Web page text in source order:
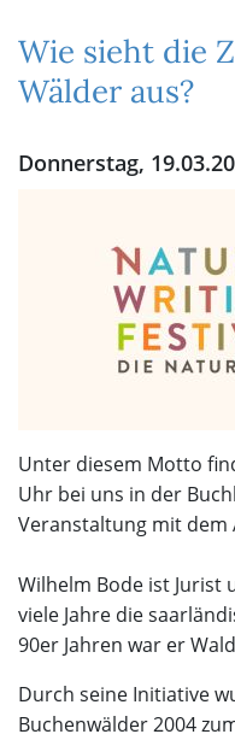
Wie sieht die
Wälder aus?
Donnerstag,
Unter diesem Motto
Uhr bei uns in der
Veranstaltung mit dem
Wilhelm Bode ist Jurist
viele Jahre die
90er Jahren war er
Durch seine Initiative
Buchenwälder 2004